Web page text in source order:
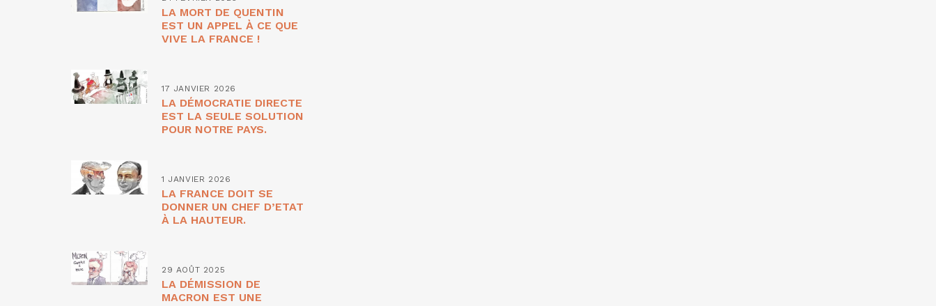
LA MORT DE QUENTIN
EST UN APPEL À CE QUE
VIVE LA FRANCE !
17 JANVIER 2026
LA DÉMOCRATIE DIRECTE
EST LA SEULE SOLUTION
POUR NOTRE PAYS.
1 JANVIER 2026
LA FRANCE DOIT SE
DONNER UN CHEF D’ETAT
À LA HAUTEUR.
29 AOÛT 2025
LA DÉMISSION DE
MACRON EST UNE